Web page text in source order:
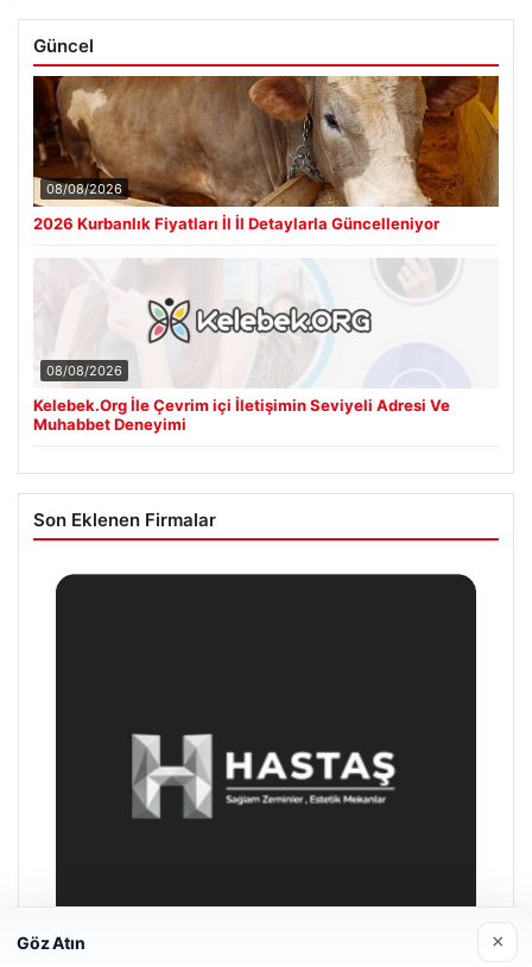
Güncel
08/08/2026
2026 Kurbanlık Fiyatları İl İl Detaylarla Güncelleniyor
08/08/2026
Kelebek.Org İle Çevrim içi İletişimin Seviyeli Adresi Ve
Muhabbet Deneyimi
Son Eklenen Firmalar
Göz Atın ×